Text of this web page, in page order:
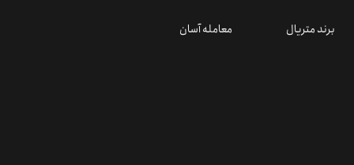
برند متریال معامله آسان